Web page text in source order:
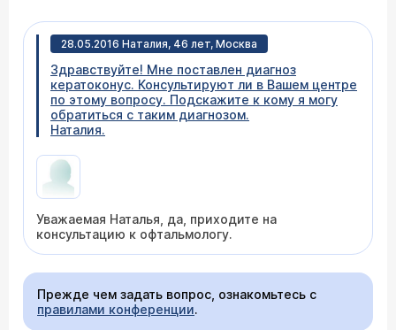
28.05.2016 Наталия, 46 лет, Москва
Здравствуйте! Мне поставлен диагноз
кератоконус. Консультируют ли в Вашем центре
по этому вопросу. Подскажите к кому я могу
обратиться с таким диагнозом.
Наталия.
Уважаемая Наталья, да, приходите на
консультацию к офтальмологу.
Прежде чем задать вопрос, ознакомьтесь с
правилами конференции.